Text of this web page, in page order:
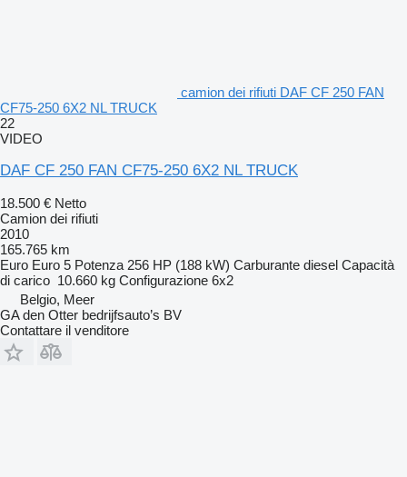
camion dei rifiuti DAF CF 250 FAN
CF75-250 6X2 NL TRUCK
22
VIDEO
DAF CF 250 FAN CF75-250 6X2 NL TRUCK
18.500 € Netto
Camion dei rifiuti
2010
165.765 km
Euro Euro 5 Potenza 256 HP (188 kW) Carburante diesel Capacità
di carico 10.660 kg Configurazione 6x2
Belgio, Meer
GA den Otter bedrijfsauto’s BV
Contattare il venditore